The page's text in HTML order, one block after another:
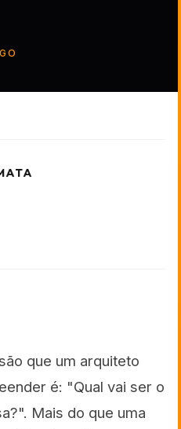
que um arquiteto
é: "Qual vai ser o
Mais do que uma